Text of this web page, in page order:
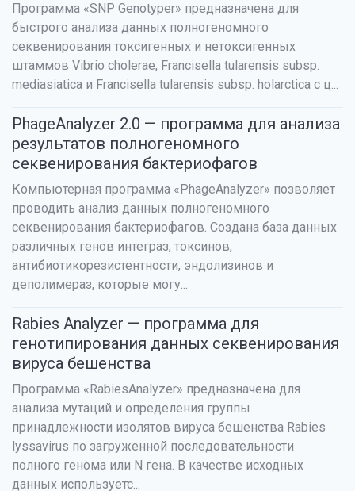
Программа «SNP Genotyper» предназначена для
быстрого анализа данных полногеномного
секвенирования токсигенных и нетоксигенных
штаммов Vibrio cholerae, Francisella tularensis subsp.
mediasiatica и Francisella tularensis subsp. holarctica с ц...
PhageAnalyzer 2.0 — программа для анализа
результатов полногеномного
секвенирования бактериофагов
Компьютерная программа «PhageAnalyzer» позволяет
проводить анализ данных полногеномного
секвенирования бактериофагов. Создана база данных
различных генов интеграз, токсинов,
антибиотикорезистентности, эндолизинов и
деполимераз, которые могу...
Rabies Analyzer — программа для
генотипирования данных секвенирования
вируса бешенства
Программа «RabiesAnalyzer» предназначена для
анализа мутаций и определения группы
принадлежности изолятов вируса бешенства Rabies
lyssavirus по загруженной последовательности
полного генома или N гена. В качестве исходных
данных используетс...